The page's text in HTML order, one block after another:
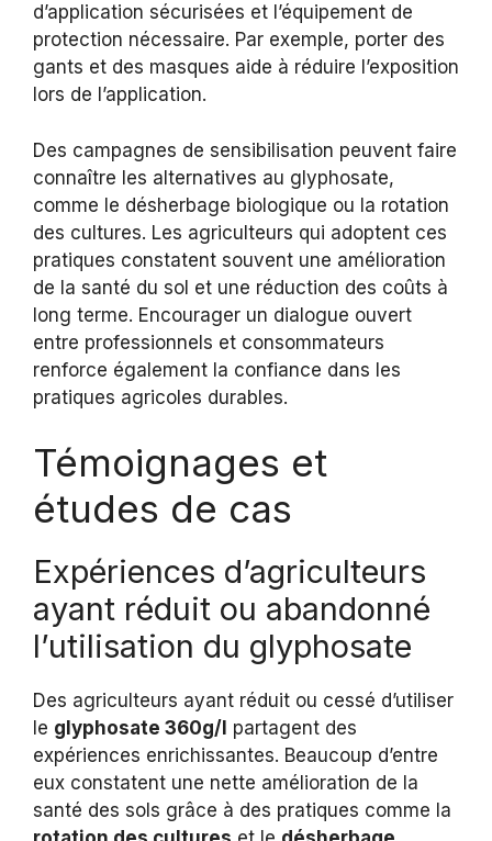
d’application sécurisées et l’équipement de
protection nécessaire. Par exemple, porter des
gants et des masques aide à réduire l’exposition
lors de l’application.
Des campagnes de sensibilisation peuvent faire
connaître les alternatives au glyphosate,
comme le désherbage biologique ou la rotation
des cultures. Les agriculteurs qui adoptent ces
pratiques constatent souvent une amélioration
de la santé du sol et une réduction des coûts à
long terme. Encourager un dialogue ouvert
entre professionnels et consommateurs
renforce également la confiance dans les
pratiques agricoles durables.
Témoignages et
études de cas
Expériences d’agriculteurs
ayant réduit ou abandonné
l’utilisation du glyphosate
Des agriculteurs ayant réduit ou cessé d’utiliser
le glyphosate 360g/l partagent des
expériences enrichissantes. Beaucoup d’entre
eux constatent une nette amélioration de la
santé des sols grâce à des pratiques comme la